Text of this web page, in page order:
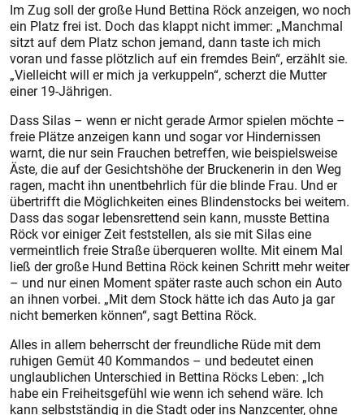
Im Zug soll der große Hund Bettina Röck anzeigen, wo noch
ein Platz frei ist. Doch das klappt nicht immer: „Manchmal
sitzt auf dem Platz schon jemand, dann taste ich mich
voran und fasse plötzlich auf ein fremdes Bein“, erzählt sie.
„Vielleicht will er mich ja verkuppeln“, scherzt die Mutter
einer 19-Jährigen.
Dass Silas – wenn er nicht gerade Armor spielen möchte –
freie Plätze anzeigen kann und sogar vor Hindernissen
warnt, die nur sein Frauchen betreffen, wie beispielsweise
Äste, die auf der Gesichtshöhe der Bruckenerin in den Weg
ragen, macht ihn unentbehrlich für die blinde Frau. Und er
übertrifft die Möglichkeiten eines Blindenstocks bei weitem.
Dass das sogar lebensrettend sein kann, musste Bettina
Röck vor einiger Zeit feststellen, als sie mit Silas eine
vermeintlich freie Straße überqueren wollte. Mit einem Mal
ließ der große Hund Bettina Röck keinen Schritt mehr weiter
– und nur einen Moment später raste auch schon ein Auto
an ihnen vorbei. „Mit dem Stock hätte ich das Auto ja gar
nicht bemerken können“, sagt Bettina Röck.
Alles in allem beherrscht der freundliche Rüde mit dem
ruhigen Gemüt 40 Kommandos – und bedeutet einen
unglaublichen Unterschied in Bettina Röcks Leben: „Ich
habe ein Freiheitsgefühl wie wenn ich sehend wäre. Ich
kann selbstständig in die Stadt oder ins Nanzcenter, ohne